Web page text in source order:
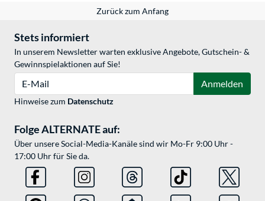
Zurück zum Anfang
Stets informiert
In unserem Newsletter warten exklusive Angebote, Gutschein- &
Gewinnspielaktionen auf Sie!
Anmelden
Hinweise zum Datenschutz
Folge ALTERNATE auf:
Über unsere Social-Media-Kanäle sind wir Mo-Fr 9:00 Uhr -
17:00 Uhr für Sie da.